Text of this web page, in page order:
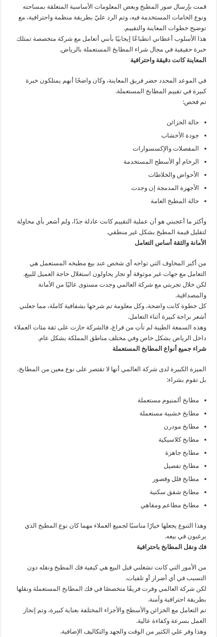
قمت بإرسال صور المطبخ وبعض المعلومات الأساسية المتعلقة بمساحته
ونوع الخامات المستخدمة فيه، وتم الرد عليّ بطريقة منظمة واحترافية، مع
توضيح خطوات المعاينة والتقييم.
هذا الأسلوب أعطاني انطباعًا إيجابيًا بأنني أتعامل مع شركة متخصصة تمتلك
خبرة حقيقية في مجال شراء المطابخ المستعملة بالرياض.
المعاينة كانت دقيقة واحترافية
في الموعد المحدد حضر فريق المعاينة، وكان واضحًا أنهم يمتلكون خبرة
كبيرة في تقييم المطابخ المستعملة.
تم فحص:
حالة الخزائن
جودة الأخشاب
المفصلات والإكسسوارات
الرخام أو الأسطح المستخدمة
الأحواض والخلاطات
الأجهزة المدمجة إن وجدت
حالة المطبخ العامة
وأكثر ما أعجبني هو أن عملية التقييم كانت عادلة جدًا، ولم أشعر بأي محاولة
لتقليل قيمة المطبخ بشكل غير منطقي.
الأمانة والثقة أساس التعامل
من أكبر المخاوف التي تواجه أي شخص عند بيع مطبخه المستعمل هي
التعامل مع جهات غير موثوقة أو تجار يحاولون استغلال حاجة العميل للبيع.
لكن خلال تجربتي مع شركة العالمي وجدت مستوى عاليًا من الأمانة
والمصداقية.
كل خطوة كانت واضحة، وكل معلومة تم شرحها بشفافية كاملة، مما جعلني
أشعر براحة كبيرة أثناء التعامل.
وهذه السمعة الطيبة لم تأتِ من فراغ، فالشركة حازت على ثقة مئات العملاء
داخل الرياض بشكل خاص وفي مختلف مناطق المملكة بشكل عام.
شراء جميع أنواع المطابخ المستعملة
الميزة الكبيرة لدى شركة العالمي أنها لا تقتصر على نوع معين من المطابخ،
بل تقوم بشراء:
مطابخ ألمنيوم مستعملة
مطابخ خشبية مستعملة
مطابخ مودرن
مطابخ كلاسيكية
مطابخ جاهزة
مطابخ تفصيل
مطابخ فلل وقصور
مطابخ شقق سكنية
مطابخ مطاعم ومقاهي
وهذا التنوع يجعلها خيارًا مناسبًا لجميع العملاء مهما كان نوع المطبخ الذي
يرغبون في بيعه.
فك ونقل المطابخ باحترافية
من الأمور التي كانت تشغلني قبل البيع هي كيفية فك المطبخ ونقله دون
التسبب في أي أضرار أو تلفيات.
لكن شركة العالمي وفرت فريقًا متخصصًا في فك المطابخ المستعملة ونقلها
بطريقة احترافية وآمنة.
تم التعامل مع الخزائن والأسطح والأجزاء المختلفة بعناية كبيرة، وتم إنجاز
العمل بسرعة وكفاءة عالية.
وهذا وفر علي الكثير من الوقت والجهد والتكاليف الإضافية.